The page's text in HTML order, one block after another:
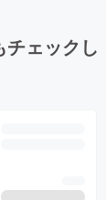
ェックし